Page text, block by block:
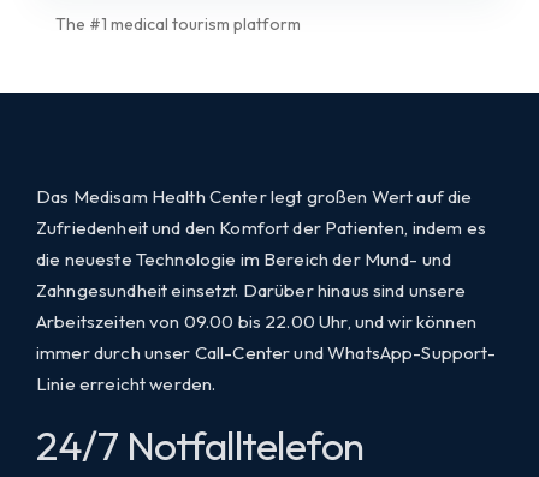
The #1 medical tourism platform
Das Medisam Health Center legt großen Wert auf die
Zufriedenheit und den Komfort der Patienten, indem es
die neueste Technologie im Bereich der Mund- und
Zahngesundheit einsetzt. Darüber hinaus sind unsere
Arbeitszeiten von 09.00 bis 22.00 Uhr, und wir können
immer durch unser Call-Center und WhatsApp-Support-
Linie erreicht werden.
24/7 Notfalltelefon